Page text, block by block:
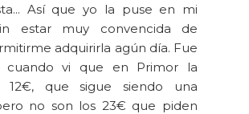
Así que yo la puse en mi
estar muy convencida de
adquirirla agún día. Fue
cuando vi que en Primor la
que sigue siendo una
no son los 23€ que piden